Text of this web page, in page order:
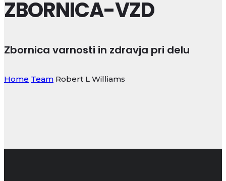
ZBORNICA-VZD
Zbornica varnosti in zdravja pri delu
Home Team Robert L Williams